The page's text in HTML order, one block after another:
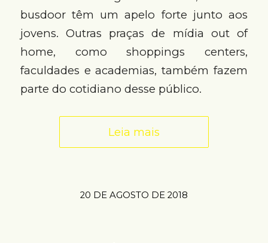
busdoor têm um apelo forte junto aos
jovens. Outras praças de mídia out of
home, como shoppings centers,
faculdades e academias, também fazem
parte do cotidiano desse público.
Leia mais
20 DE AGOSTO DE 2018